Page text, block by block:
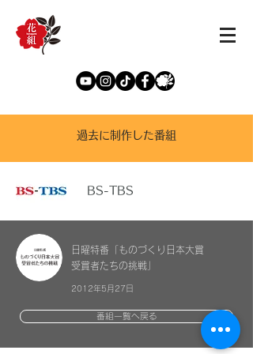
過去に制作した番組
BS-TBS
日曜特番「ものづくり日本大賞
受賞者たちの挑戦」
2012年5月27日
番組一覧へ戻る